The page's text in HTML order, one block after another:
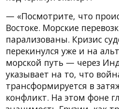
— «Посмотрите, что
Востоке. Морские
парализованы. Кризис
перекинулся уже и на
морской путь — через
указывает на то, что
трансформируется в
конфликт. На этом фоне